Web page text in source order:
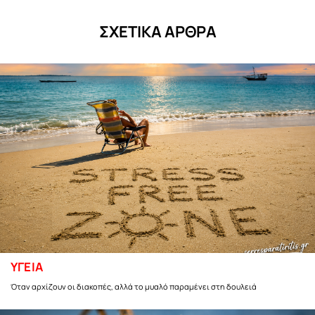
ΣΧΕΤΙΚΑ ΑΡΘΡΑ
ΥΓΕΙΑ
Όταν αρχίζουν οι διακοπές, αλλά το μυαλό παραμένει στη δουλειά